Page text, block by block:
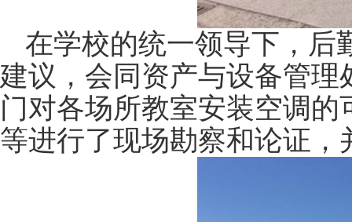
在学校的统一领导下，后
建议，会同资产与设备管
门对各场所教室安装空调
等进行了现场勘察和论证